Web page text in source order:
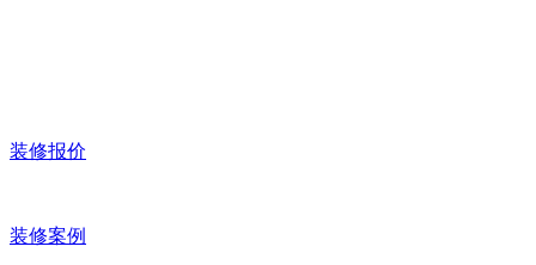
装修报价
装修案例